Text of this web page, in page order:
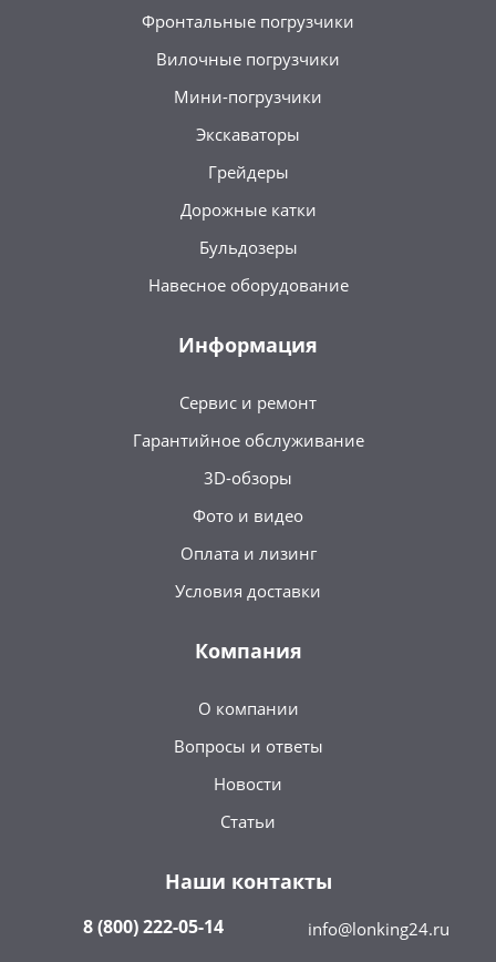
Фронтальные погрузчики
Вилочные погрузчики
Мини-погрузчики
Экскаваторы
Грейдеры
Дорожные катки
Бульдозеры
Навесное оборудование
Информация
Сервис и ремонт
Гарантийное обслуживание
3D-обзоры
Фото и видео
Оплата и лизинг
Условия доставки
Компания
О компании
Вопросы и ответы
Новости
Статьи
Наши контакты
8 (800) 222-05-14 info@lonking24.ru